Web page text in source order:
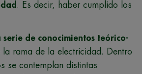
. Es decir, haber cumplido los
serie de conocimientos teórico-
la rama de la electricidad. Dentro
se contemplan distintas